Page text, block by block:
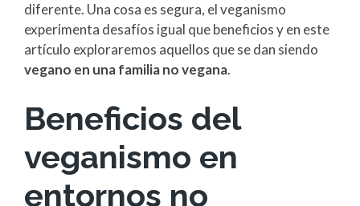
diferente. Una cosa es segura, el veganismo
experimenta desafíos igual que beneficios y en este
artículo exploraremos aquellos que se dan siendo
vegano en una familia no vegana.
Beneficios del
veganismo en
entornos no